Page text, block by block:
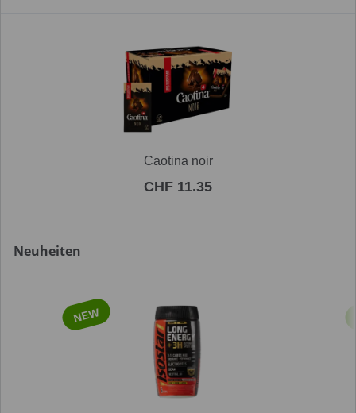
Caotina noir
CHF 11.35
Neuheiten
NEW